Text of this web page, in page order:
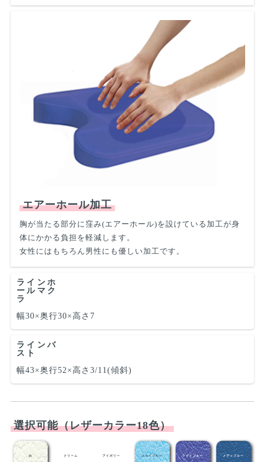
エアーホール加工
胸が当たる部分に窪み(エアーホール)を設けている加工が身
体にかかる負担を軽減します。
女性にはもちろん男性にも優しい加工です。
ラインホ
ールマク
ラ
幅30×奥行30×高さ7
ラインバ
スト
幅43×奥行52×高さ3/11(傾斜)
選択可能（レザーカラー18色）
白 クリーム アイボリー スカイブルー ライトブルー メディブルー